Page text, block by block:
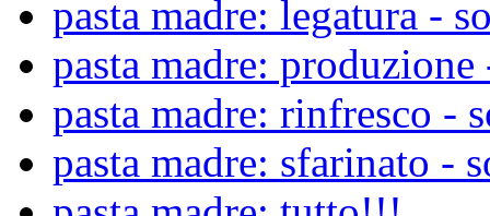
pasta madre: legatura -
pasta madre:
pasta madre: rinfresco -
pasta madre: sfarinato -